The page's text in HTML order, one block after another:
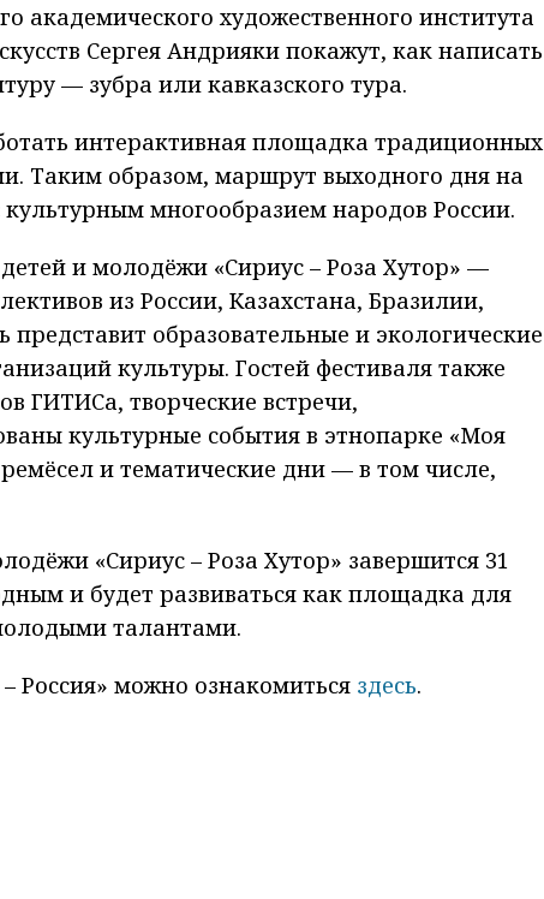
академического художественного института
Сергея Андрияки покажут, как написать
— зубра или кавказского тура.
интерактивная площадка традиционных
Таким образом, маршрут выходного дня на
многообразием народов России.
и молодёжи «Сириус – Роза Хутор» —
из России, Казахстана, Бразилии,
образовательные и экологические
культуры. Гостей фестиваля также
ГИТИСа, творческие встречи,
культурные события в этнопарке «Моя
и тематические дни — в том числе,
«Сириус – Роза Хутор» завершится 31
и будет развиваться как площадка для
талантами.
Россия» можно ознакомиться здесь.